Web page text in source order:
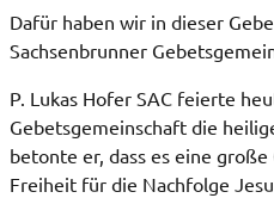
Dafür haben wir in dieser
Sachsenbrunner
P. Lukas Hofer SAC feierte
Gebetsgemeinschaft die
betonte er, dass es eine große
Freiheit für die Nachfolge